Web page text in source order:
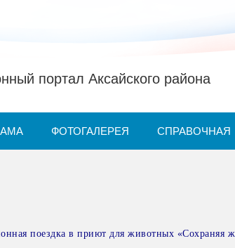
портал Аксайского района
ФОТОГАЛЕРЕЯ СПРАВОЧНАЯ
поездка в приют для животных «Сохраняя